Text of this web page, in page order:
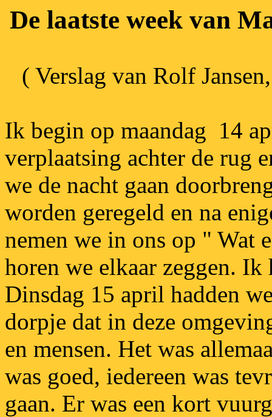
De laatste week van
( Verslag van Rolf
Ik begin op maandag 14
verplaatsing achter de rug
we de nacht gaan
worden geregeld en na
nemen we in ons op " Wat
horen we elkaar zeggen.
Dinsdag 15 april hadden
dorpje dat in deze
en mensen. Het was
was goed, iedereen was
gaan. Er was een kort